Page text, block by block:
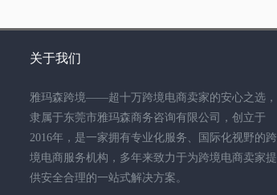
关于我们
雅玛森跨境——超十万跨境电商卖家的安心之选，
隶属于东莞市雅玛森商务咨询有限公司，创立于
2016年，是一家拥有专业化服务、国际化视野的跨
境电商服务机构，多年来致力于为跨境电商卖家提
供安全合理的一站式解决方案。